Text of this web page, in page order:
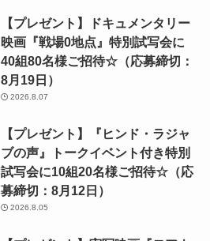
【プレゼント】ドキュメンタリー
映画『戦場0地点』特別試写会に
40組80名様ご招待☆（応募締切：
8月19日）
2026.8.07
【プレゼント】『ヒンド・ラジャ
ブの声』トークイベント付き特別
試写会に10組20名様ご招待☆（応
募締切：8月12日）
2026.8.05